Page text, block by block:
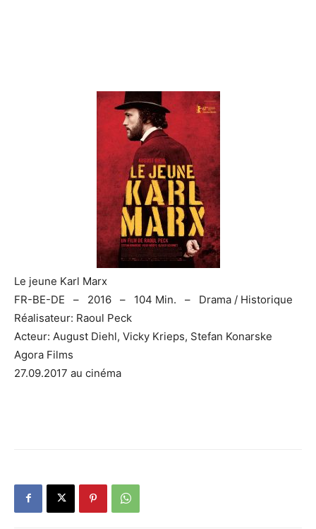
Le jeune Karl Marx
FR-BE-DE – 2016 – 104 Min. – Drama / Historique
Réalisateur: Raoul Peck
Acteur: August Diehl, Vicky Krieps, Stefan Konarske
Agora Films
27.09.2017 au cinéma